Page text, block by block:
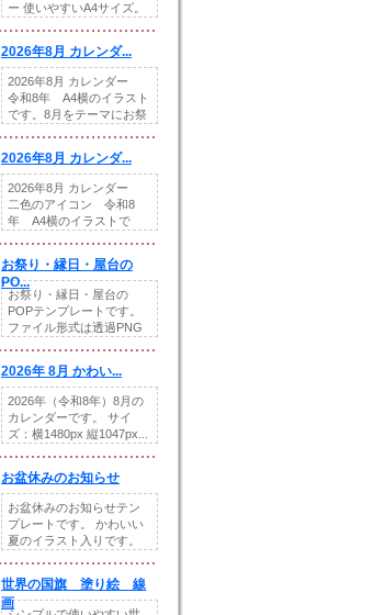
ー 使いやすいA4サイズ。
2026年8月 カレンダ...
2026年8月 カレンダー
令和8年 A4横のイラスト
です。8月をテーマにお祭
2026年8月 カレンダ...
2026年8月 カレンダー
二色のアイコン 令和8
年 A4横のイラストで
お祭り・縁日・屋台の
PO...
お祭り・縁日・屋台の
POPテンプレートです。
ファイル形式は透過PNG
2026年 8月 かわい...
2026年（令和8年）8月の
カレンダーです。 サイ
ズ：横1480px 縦1047px...
お盆休みのお知らせ
お盆休みのお知らせテン
プレートです。 かわいい
夏のイラスト入りです。
世界の国旗 塗り絵 線
画